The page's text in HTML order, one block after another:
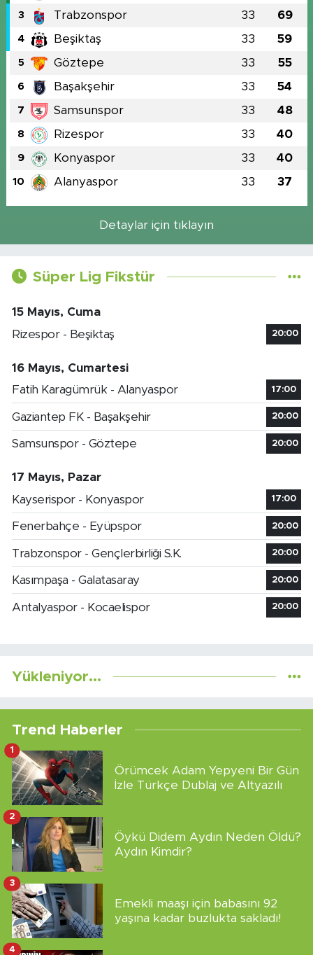
3 Trabzonspor 33 69
4 Beşiktaş 33 59
5 Göztepe 33 55
6 Başakşehir 33 54
7 Samsunspor 33 48
8 Rizespor 33 40
9 Konyaspor 33 40
10 Alanyaspor 33 37
Detaylar için tıklayın
Süper Lig Fikstür
15 Mayıs, Cuma
Rizespor - Beşiktaş
20:00
16 Mayıs, Cumartesi
Fatih Karagümrük - Alanyaspor
17:00
Gaziantep FK - Başakşehir 20:00
Samsunspor - Göztepe 20:00
17 Mayıs, Pazar
Kayserispor - Konyaspor
17:00
Fenerbahçe - Eyüpspor 20:00
Trabzonspor - Gençlerbirliği S.K. 20:00
Kasımpaşa - Galatasaray 20:00
Antalyaspor - Kocaelispor 20:00
Yükleniyor...
Trend Haberler
Örümcek Adam Yepyeni Bir Gün
İzle Türkçe Dublaj ve Altyazılı
1
Öykü Didem Aydın Neden Öldü?
Aydın Kimdir?
2
Emekli maaşı için babasını 92
yaşına kadar buzlukta sakladı!
3
4